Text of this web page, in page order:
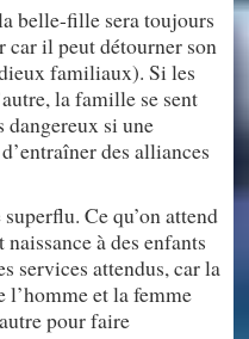
belle-fille sera toujours
car il peut détourner son
familiaux). Si les
la famille se sent
dangereux si une
des alliances
Ce qu’on attend
à des enfants
services attendus, car la
l’homme et la femme
pour faire